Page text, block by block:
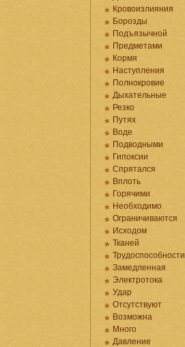
Кровоизлияния
Борозды
Подъязычной
Предметами
Кормя
Наступления
Полнокровие
Дыхательные
Резко
Путях
Воде
Подводными
Гипоксии
Спрятался
Вплоть
Горячими
Необходимо
Ограничиваются
Исходом
Тканей
Трудоспособности
Замедленная
Электротока
Удар
Отсутствуют
Возможна
Много
Давление